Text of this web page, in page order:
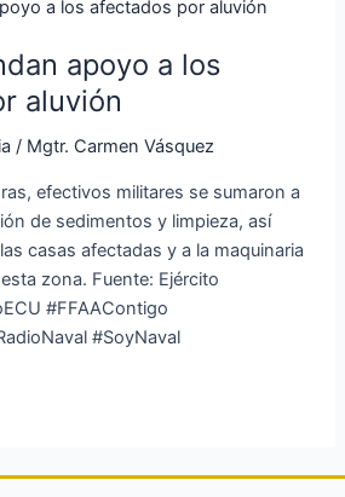
apoyo a los
aluvión
/ Mgtr. Carmen Vásquez
efectivos militares se sumaron a
de sedimentos y limpieza, así
casas afectadas y a la maquinaria
zona. Fuente: Ejército
#FFAAContigo
#SoyNaval